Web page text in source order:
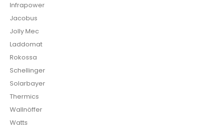
Infrapower
Jacobus
Jolly Mec
Laddomat
Rokossa
Schellinger
Solarbayer
Thermics
Wallnöffer
Watts